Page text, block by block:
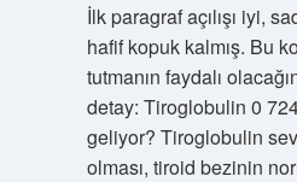
İlk paragraf açılışı iyi,
hafif kopuk kalmış. Bu
tutmanın faydalı
detay: Tiroglobulin 0
geliyor? Tiroglobulin
olması, tiroid bezinin